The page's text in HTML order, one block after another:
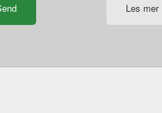
Les mer